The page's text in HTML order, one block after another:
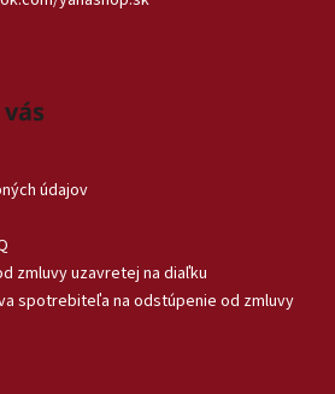
údajov
zmluvy uzavretej na diaľku
spotrebiteľa na odstúpenie od zmluvy